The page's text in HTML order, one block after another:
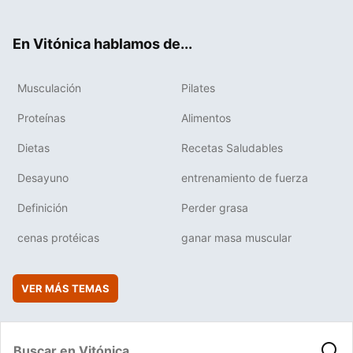
En Vitónica hablamos de...
Musculación Pilates
Proteínas Alimentos
Dietas Recetas Saludables
Desayuno entrenamiento de fuerza
Definición Perder grasa
cenas protéicas ganar masa muscular
VER MÁS TEMAS